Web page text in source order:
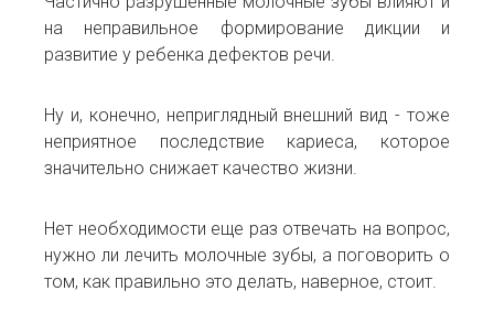
на неправильное формирование дикции и
развитие у ребенка дефектов речи.
Ну и, конечно, неприглядный внешний вид - тоже
неприятное последствие кариеса, которое
значительно снижает качество жизни.
Нет необходимости еще раз отвечать на вопрос,
нужно ли лечить молочные зубы, а поговорить о
том, как правильно это делать, наверное, стоит.